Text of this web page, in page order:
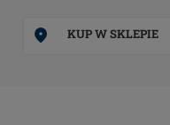
KUP W SKLEPIE